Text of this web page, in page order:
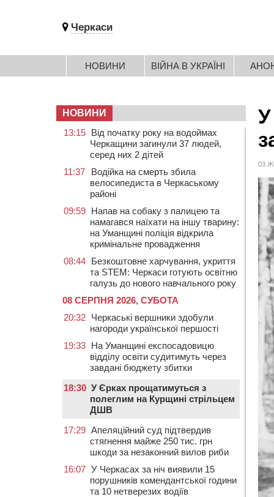
Черкаси
НОВИНИ ВІЙНА В УКРАЇНІ
У
03
НОВИНИ
13:15 Від початку року на водоймах
Черкащини загинули 37 людей,
серед них 2 дітей
11:37
Водійка на смерть збила
велосипедиста в Черкаському
районі
09:59 Напав на собаку з палицею та
намагався наїхати на іншу тварину:
на Уманщині поліція відкрила
кримінальне провадження
08:44 Безкоштовне харчування, укриття
та STEM: Черкаси готують освітню
галузь до нового навчального року
08 СЕРПНЯ 2026, СУБОТА
20:32 Черкаські вершники здобули
нагороди української першості
19:33 На Уманщині експосадовицю
відділу освіти судитимуть через
завдані бюджету збитки
18:30 У Єрках прощатимуться з
полеглим на Курщині стрільцем
ДШВ
17:29 Апеляційний суд підтвердив
стягнення майже 250 тис. грн
шкоди за незаконний вилов риби
16:07 У Черкасах за ніч виявили 15
порушників комендантської години
та 10 нетверезих водіїв